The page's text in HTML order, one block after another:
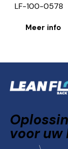
LF-100-0578
Meer info
voor